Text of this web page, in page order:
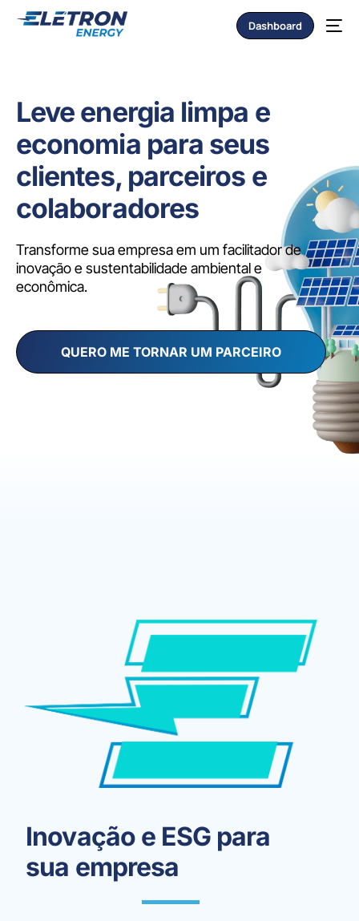
Dashboard
Leve energia limpa e
economia para seus
clientes, parceiros e
colaboradores
Transforme sua empresa em um facilitador de
inovação e sustentabilidade ambiental e
econômica.
QUERO ME TORNAR UM PARCEIRO
Inovação e ESG para
sua empresa